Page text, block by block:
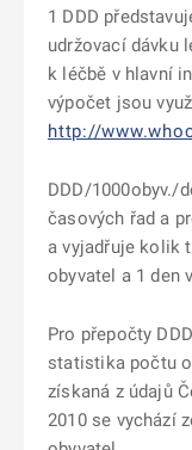
1 DDD
udržovací dávku
k léčbě v hlavní
výpočet jsou
http://
DDD/1000obyv./
časových řad a
a vyjadřuje kolik
obyvatel a 1 den
Pro přepočty
statistika počtu
získaná z údajů
2010 se vychází